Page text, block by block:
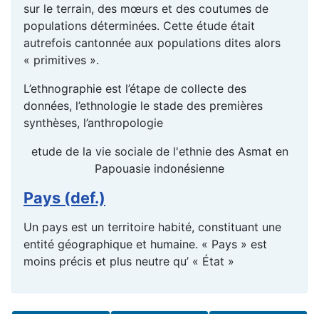
sur le terrain, des mœurs et des coutumes de
populations déterminées. Cette étude était
autrefois cantonnée aux populations dites alors
« primitives ».
L’ethnographie est l’étape de collecte des
données, l’ethnologie le stade des premières
synthèses, l’anthropologie
etude de la vie sociale de l'ethnie des Asmat en
Papouasie indonésienne
Pays (def.)
Un pays est un territoire habité, constituant une
entité géographique et humaine. « Pays » est
moins précis et plus neutre qu’ « État »